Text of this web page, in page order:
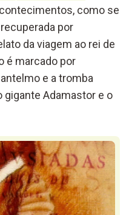
como se
por
da viagem ao rei de
é marcado por
e a tromba
Adamastor e o